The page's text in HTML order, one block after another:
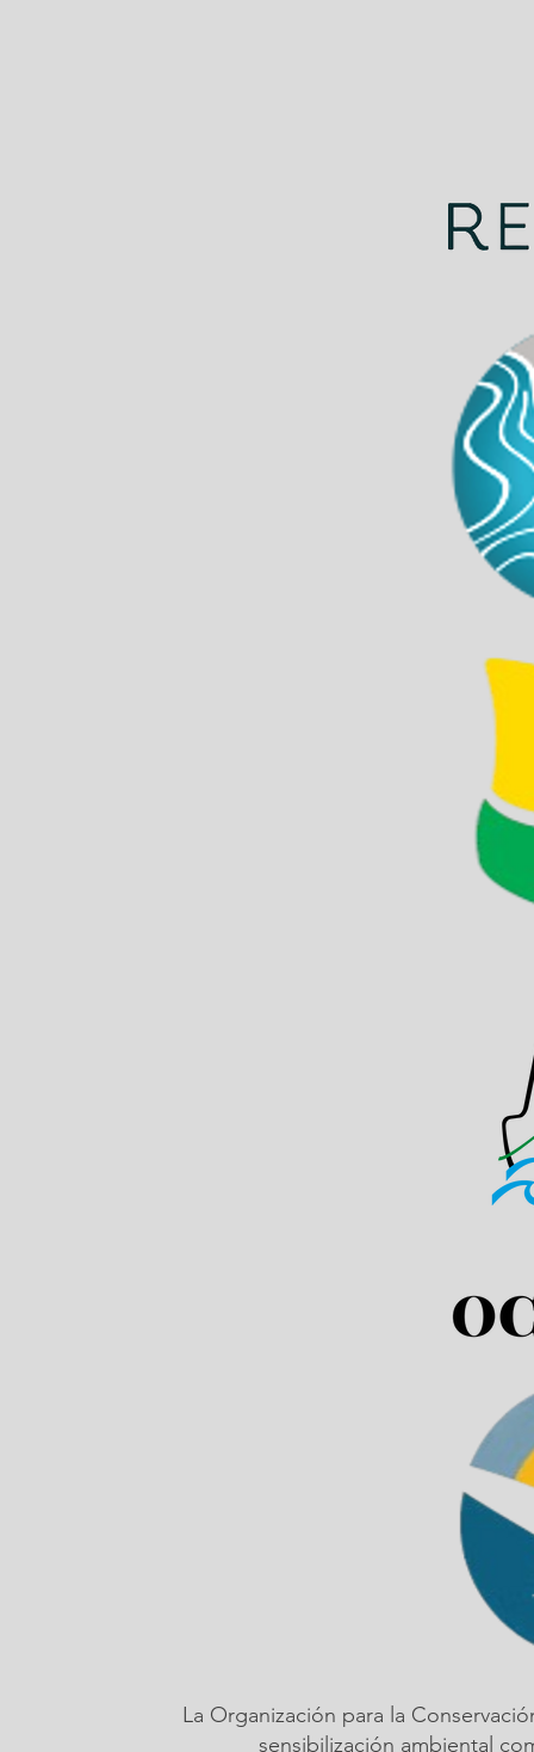
La Organización para la
sensibilización ambiental